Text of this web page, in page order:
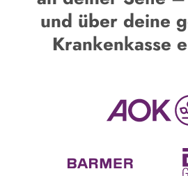
und über deine
Krankenkasse